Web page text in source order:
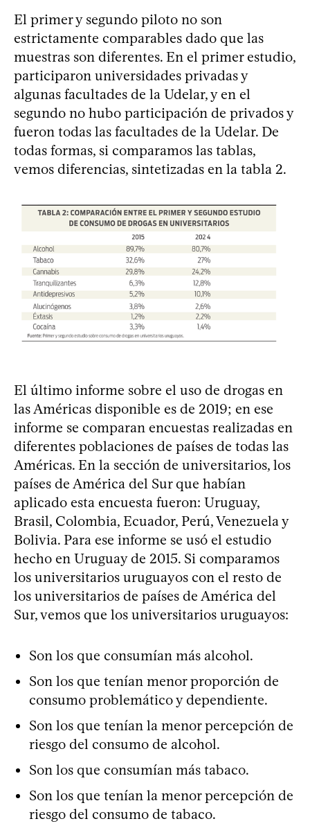
El primer y segundo piloto no son
estrictamente comparables dado que las
muestras son diferentes. En el primer estudio,
participaron universidades privadas y
algunas facultades de la Udelar, y en el
segundo no hubo participación de privados y
fueron todas las facultades de la Udelar. De
todas formas, si comparamos las tablas,
vemos diferencias, sintetizadas en la tabla 2.
El último informe sobre el uso de drogas en
las Américas disponible es de 2019; en ese
informe se comparan encuestas realizadas en
diferentes poblaciones de países de todas las
Américas. En la sección de universitarios, los
países de América del Sur que habían
aplicado esta encuesta fueron: Uruguay,
Brasil, Colombia, Ecuador, Perú, Venezuela y
Bolivia. Para ese informe se usó el estudio
hecho en Uruguay de 2015. Si comparamos
los universitarios uruguayos con el resto de
los universitarios de países de América del
Sur, vemos que los universitarios uruguayos:
Son los que consumían más alcohol.
Son los que tenían menor proporción de
consumo problemático y dependiente.
Son los que tenían la menor percepción de
riesgo del consumo de alcohol.
Son los que consumían más tabaco.
Son los que tenían la menor percepción de
riesgo del consumo de tabaco.